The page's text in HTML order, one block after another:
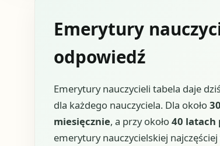
Emerytury
odpowiedź
Emerytury nauczycieli tabela daje
dla każdego nauczyciela. Dla około
miesięcznie, a przy około40 latach
emerytury nauczycielskiej